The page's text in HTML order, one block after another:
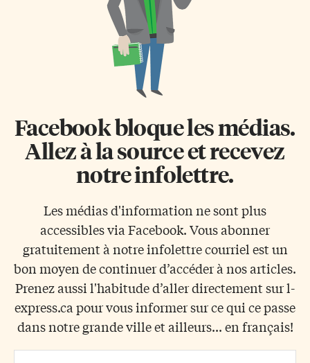
Facebook bloque les médias.
Allez à la source et recevez
notre infolettre.
Les médias d'information ne sont plus
accessibles via Facebook. Vous abonner
gratuitement à notre infolettre courriel est un
bon moyen de continuer d’accéder à nos articles.
Prenez aussi l'habitude d’aller directement sur l-
express.ca pour vous informer sur ce qui ce passe
dans notre grande ville et ailleurs... en français!